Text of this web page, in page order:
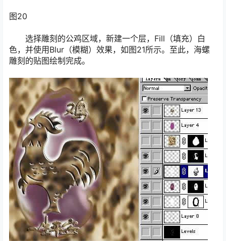
图20
选择雕刻的公鸡区域，新建一个层，Fill（填充）白
色，并使用Blur（模糊）效果，如图21所示。至此，海螺
雕刻的贴图绘制完成。